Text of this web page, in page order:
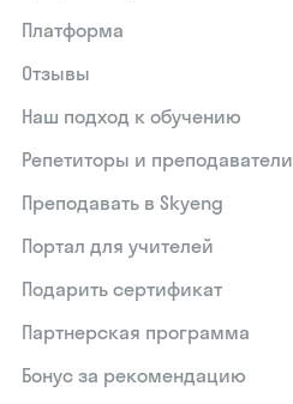
Платформа
Отзывы
Наш подход к обучению
Репетиторы и преподаватели
Преподавать в Skyeng
Портал для учителей
Подарить сертификат
Партнерская программа
Бонус за рекомендацию